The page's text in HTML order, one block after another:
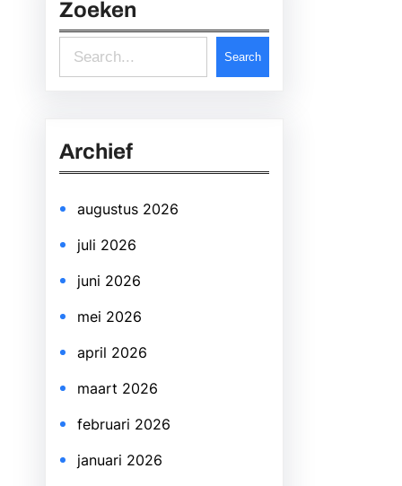
Zoeken
e
c
Search
Archief
augustus 2026
juli 2026
juni 2026
mei 2026
april 2026
maart 2026
februari 2026
januari 2026